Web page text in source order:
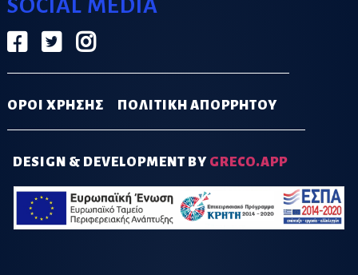
SOCIAL MEDIA
ΟΡΟΙ ΧΡΗΣΗΣ ΠΟΛΙΤΙΚΗ ΑΠΟΡΡΗΤΟΥ
DESIGN & DEVELOPMENT BY GRECO.APP